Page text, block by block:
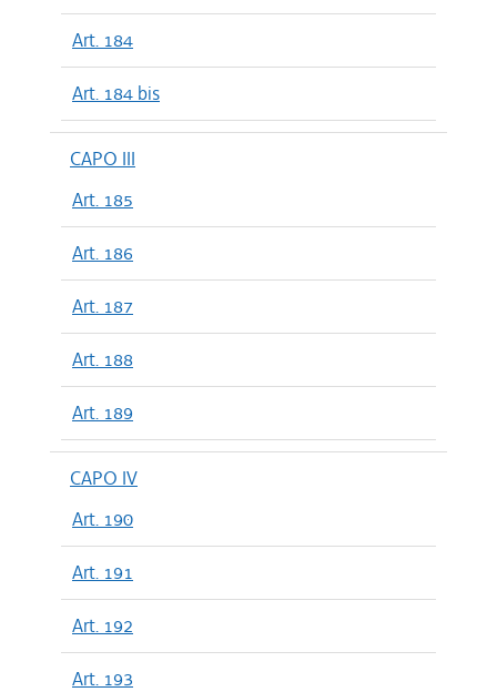
Art. 184
Art. 184 bis
CAPO III
Art. 185
Art. 186
Art. 187
Art. 188
Art. 189
CAPO IV
Art. 190
Art. 191
Art. 192
Art. 193